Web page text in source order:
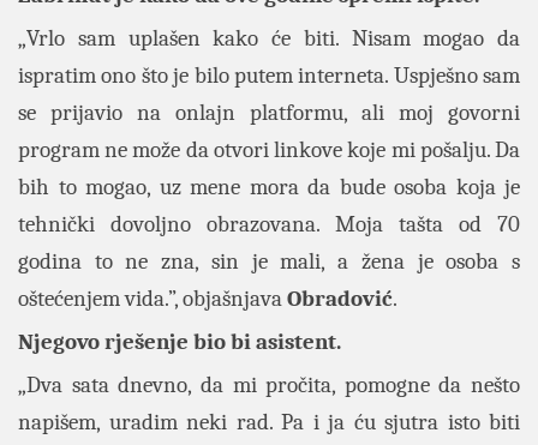
„Vrlo sam uplašen kako će biti. Nisam mogao da
ispratim ono što je bilo putem interneta. Uspješno sam
se prijavio na onlajn platformu, ali moj govorni
program ne može da otvori linkove koje mi pošalju. Da
bih to mogao, uz mene mora da bude osoba koja je
tehnički dovoljno obrazovana. Moja tašta od 70
godina to ne zna, sin je mali, a žena je osoba s
oštećenjem vida.”, objašnjavaObradović.
Njegovo rješenje bio bi asistent.
„Dva sata dnevno, da mi pročita, pomogne da nešto
napišem, uradim neki rad. Pa i ja ću sjutra isto biti